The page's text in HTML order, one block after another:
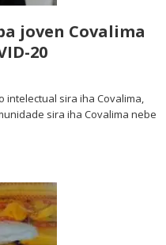
joven Covalima
20
intelectual sira iha Covalima,
sira iha Covalima nebe